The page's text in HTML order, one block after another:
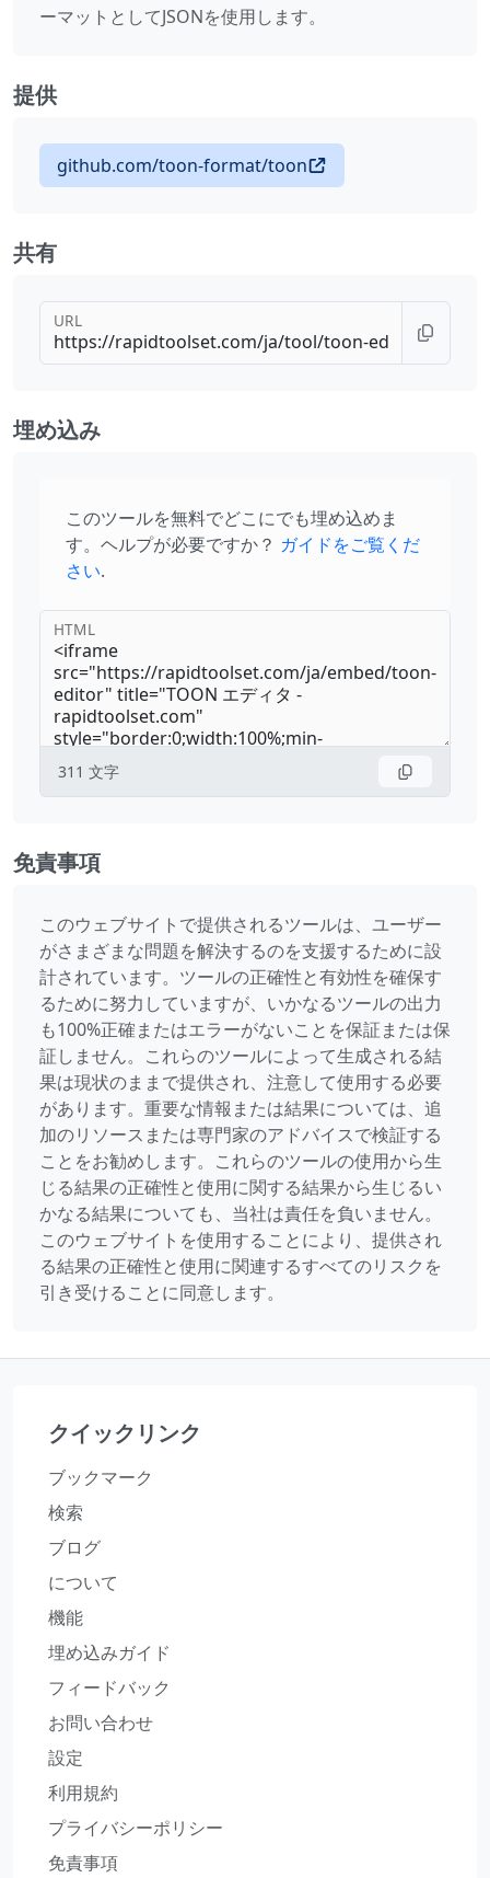
ーマットとしてJSONを使用します。
提供
github.com/toon-format/toon
共有
URL
埋め込み
このツールを無料でどこにでも埋め込めま
す。ヘルプが必要ですか？ ガイドをご覧くだ
さい.
HTML
311 文字
免責事項
このウェブサイトで提供されるツールは、ユーザー
がさまざまな問題を解決するのを支援するために設
計されています。ツールの正確性と有効性を確保す
るために努力していますが、いかなるツールの出力
も100%正確またはエラーがないことを保証または保
証しません。これらのツールによって生成される結
果は現状のままで提供され、注意して使用する必要
があります。重要な情報または結果については、追
加のリソースまたは専門家のアドバイスで検証する
ことをお勧めします。これらのツールの使用から生
じる結果の正確性と使用に関する結果から生じるい
かなる結果についても、当社は責任を負いません。
このウェブサイトを使用することにより、提供され
る結果の正確性と使用に関連するすべてのリスクを
引き受けることに同意します。
クイックリンク
ブックマーク
検索
ブログ
について
機能
埋め込みガイド
フィードバック
お問い合わせ
設定
利用規約
プライバシーポリシー
免責事項